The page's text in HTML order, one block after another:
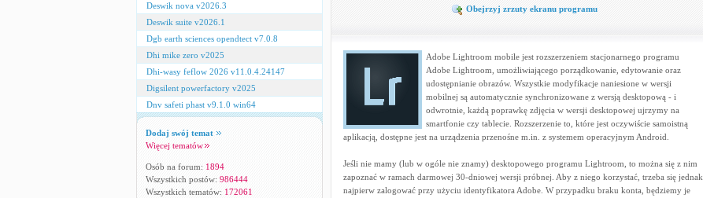
Deswik nova v2026.3
Deswik suite v2026.1
Dgb earth sciences opendtect v7.0.8
Dhi mike zero v2025
Dhi-wasy feflow 2026 v11.0.4.24147
Digsilent powerfactory v2025
Dnv safeti phast v9.1.0 win64
Dodaj swój temat
Więcej tematów
Osób na forum: 1894
Wszystkich postów: 986444
Wszystkich tematów: 172061
Obejrzyj zrzuty ekranu programu
Adobe Lightroom mobile jest rozszerzeniem stacjonarnego programu
Adobe Lightroom, umożliwiającego porządkowanie, edytowanie oraz
udostępnianie obrazów. Wszystkie modyfikacje naniesione w wersji
mobilnej są automatycznie synchronizowane z wersją desktopową - i
odwrotnie, każdą poprawkę zdjęcia w wersji desktopowej ujrzymy na
smartfonie czy tablecie. Rozszerzenie to, które jest oczywiście samoistną
aplikacją, dostępne jest na urządzenia przenośne m.in. z systemem operacyjnym Android.
Jeśli nie mamy (lub w ogóle nie znamy) desktopowego programu Lightroom, to można się z nim
zapoznać w ramach darmowej 30-dniowej wersji próbnej. Aby z niego korzystać, trzeba się jednak
najpierw zalogować przy użyciu identyfikatora Adobe. W przypadku braku konta, będziemy je